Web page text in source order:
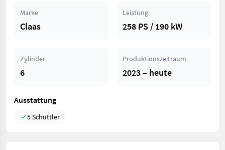
Marke
Claas
Leistung
258 PS / 190 kW
Zylinder
6
Produktionszeitraum
2023 – heute
Ausstattung
5 Schüttler